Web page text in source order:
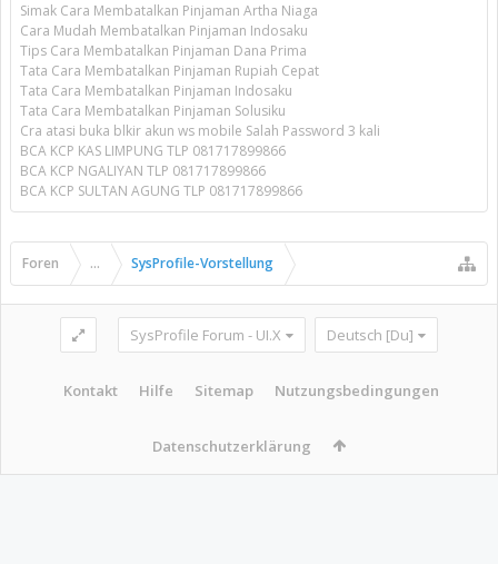
Simak Cara Membatalkan Pinjaman Artha Niaga
Cara Mudah Membatalkan Pinjaman Indosaku
Tips Cara Membatalkan Pinjaman Dana Prima
Tata Cara Membatalkan Pinjaman Rupiah Cepat
Tata Cara Membatalkan Pinjaman Indosaku
Tata Cara Membatalkan Pinjaman Solusiku
Cra atasi buka blkir akun ws mobile Salah Password 3 kali
BCA KCP KAS LIMPUNG TLP 081717899866
BCA KCP NGALIYAN TLP 081717899866
BCA KCP SULTAN AGUNG TLP 081717899866
Foren ... SysProfile-Vorstellung
SysProfile Forum - UI.X Deutsch [Du]
Kontakt Hilfe Sitemap Nutzungsbedingungen
Datenschutzerklärung